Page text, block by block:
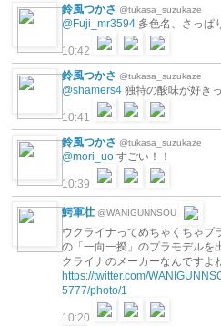
鈴風つかさ @tukasa_suzukaze
@Fuji_mr3594 多色名、さっぱ
10:42
鈴風つかさ @tukasa_suzukaze
@shamers4 独特の酸味が好き
10:41
鈴風つかさ @tukasa_suzukaze
@mori_uo すごい！！
10:39
鰐軍壮 @WANIGUNNSOU
ウクライナってめちゃくちゃプ
の「一向一揆」のプラモデルを
クライナのメーカーなんですよ
https://twitter.com/
5777/photo/1
10:20